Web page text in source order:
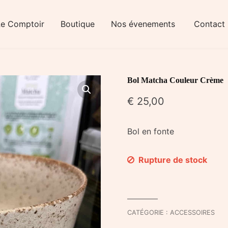
Comptoir Boutique Nos évenements Contact
Bol Matcha Couleur Crème
€ 25,00
Bol en fonte
Rupture de stock
CATÉGORIE :ACCESSOIRES